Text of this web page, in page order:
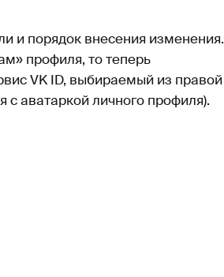
и порядок внесения изменения.
профиля, то теперь
VK ID, выбираемый из правой
с аватаркой личного профиля).